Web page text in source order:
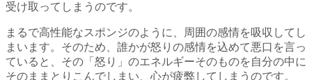
受け取ってしまうのです。
まるで高性能なスポンジのように、周囲の感情を吸収してし
まいます。そのため、誰かが怒りの感情を込めて悪口を言っ
ていると、その「怒り」のエネルギーそのものを自分の中に
そのままとりこんでしまい、心が疲弊してしまうのです。